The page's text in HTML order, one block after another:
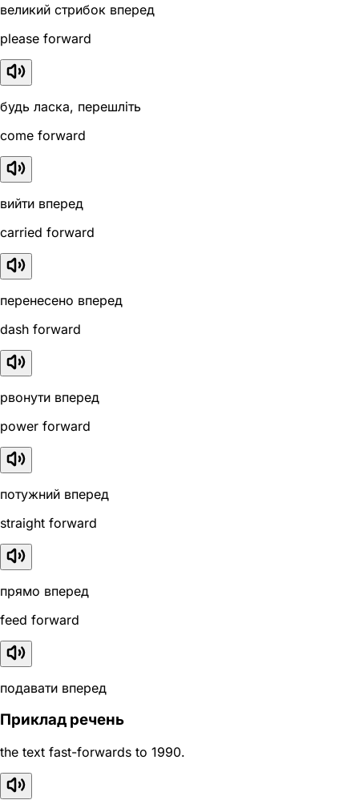
великий стрибок вперед
please forward
будь ласка, перешліть
come forward
вийти вперед
carried forward
перенесено вперед
dash forward
рвонути вперед
power forward
потужний вперед
straight forward
прямо вперед
feed forward
подавати вперед
Приклад речень
the text fast-forwards to 1990.